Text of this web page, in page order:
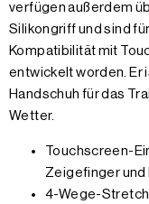
verfügen außerdem
Silikongriff und sind
Kompatibilität mit
entwickelt worden. Er
Handschuh für das
Wetter.
Touchscreen-
Zeigefinger und
4-Wege-